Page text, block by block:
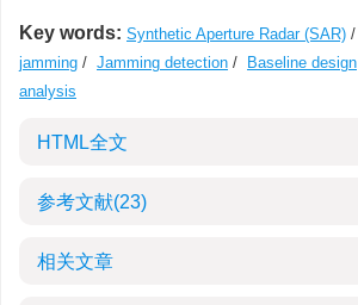
Key words: Synthetic Aperture Radar (SAR) /
jamming / Jamming detection / Baseline design
analysis
HTML全文
参考文献(23)
相关文章